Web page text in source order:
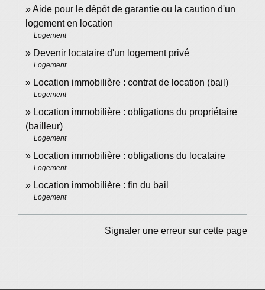
Aide pour le dépôt de garantie ou la caution d'un
logement en location
Logement
Devenir locataire d'un logement privé
Logement
Location immobilière : contrat de location (bail)
Logement
Location immobilière : obligations du propriétaire
(bailleur)
Logement
Location immobilière : obligations du locataire
Logement
Location immobilière : fin du bail
Logement
Signaler une erreur sur cette page